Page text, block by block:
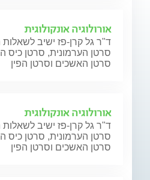
אורולוגיה אונקולוגית
ד"ר גל קרן-פז ישיב לשאלות
סרטן הערמונית, סרטן כיס
סרטן האשכים וסרטן הפין
אורולוגיה אונקולוגית
ד"ר גל קרן-פז ישיב לשאלות
סרטן הערמונית, סרטן כיס
סרטן האשכים וסרטן הפין